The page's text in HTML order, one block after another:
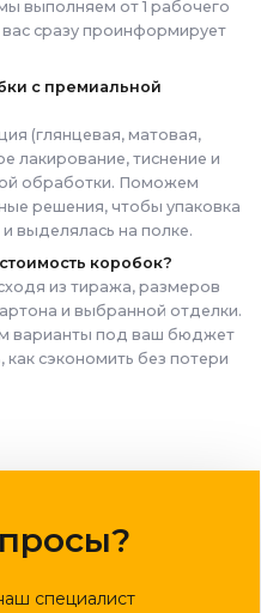
выполняем от 1 рабочего
сразу проинформирует
с премиальной
(глянцевая, матовая,
лакирование, тиснение и
обработки. Поможем
решения, чтобы упаковка
выделялась на полке.
коробок?
из тиража, размеров
и выбранной отделки.
варианты под ваш бюджет
сэкономить без потери
специалист